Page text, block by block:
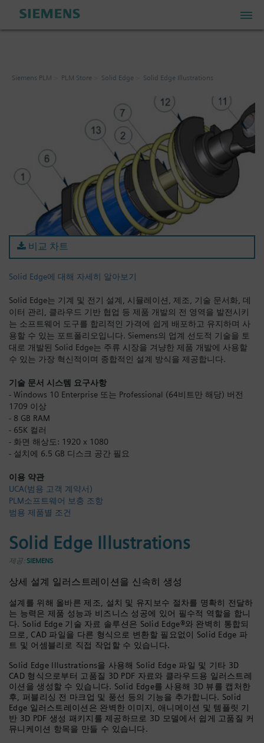
Industrial Edge Marketplace
Industrial Software Store
내 계정
내 장바구니: 0 항목
로그인
Siemens PLM PLM Store Solid Edge Solid Edge Illustrations
비교 차트
Solid Edge에 대해 자세히 알아보기
Solid Edge는 기계 및 전기 설계, 시뮬레이션, 제조, 기술 문서화, 데
이터 관리, 클라우드 기반 협업 등 제품 개발의 전 영역을 발전시키
는 소프트웨어 도구를 합리적인 가격에 쉽게 배포하고 유지하며 사
용할 수 있는 포트폴리오입니다. Siemens의 업계 선도적 기술을 토
대로 개발된 Solid Edge는 주류 시장을 겨냥한 제품 개발에 사용할
수 있는 가장 혁신적이며 종합적인 설계 방식을 제공합니다.
기술 문서 시스템 요구사항
- Windows 10 Enterprise 또는 Professional (64비트만 해당) 버전
1709 이상
- 8 GB RAM
- 65K 컬러
- 화면 해상도: 1920 x 1080
- 설치에 6.5 GB 디스크 공간 필요
이용 약관
UCA(범용 고객 계약서)
PLM소프트웨어 보충 조항
범용 제품별 조건
Solid Edge Illustrations
제공: SIEMENS
상세 설계 일러스트레이션을 신속히 생성
설계를 위해 올바른 제조, 설치 및 유지보수 절차를 명확히 전달하
는 능력은 제품 성능과 비즈니스 성공에 있어 필수적 역할을 합니
다. Solid Edge 기술 자료 솔루션은 Solid Edge®와 완벽히 통합되
므로, CAD 파일을 다른 형식으로 변환할 필요없이 Solid Edge 파
트 및 어셈블리로 직접 작업할 수 있습니다.
Solid Edge Illustrations을 사용해 Solid Edge 파일 및 기타 3D
CAD 형식으로부터 고품질 3D PDF 자료와 클라우드용 일러스트레
이션을 생성할 수 있습니다. Solid Edge를 사용해 3D 뷰를 캡처한
후, 퍼블리싱 전 마크업 및 풍선 등의 기능을 추가합니다. Solid
Edge 일러스트레이션은 완벽한 이미지, 애니메이션 및 템플릿 기
반 3D PDF 생성 패키지를 제공하므로 3D 모델에서 쉽게 고품질 커
뮤니케이션 항목을 만들 수 있습니다.